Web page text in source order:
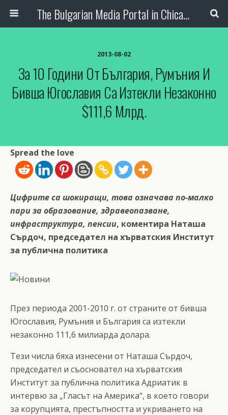
The Bulgarian Media Portal in Chicago
2013-08-02
За 10 Години От България, Румъния И
Бивша Югославия Са Изтекли Незаконно
$111,6 Млрд.
Spread the love
Цифрите са шокиращи, това означава по-малко
пари за образование, здравеопазване,
инфраструктура, пенсии, коментира Наташа
Сърдоч, председател на хърватския Институт
за публична политика
През периода 2001-2010 г. от страните от бивша
Югославия, Румъния и България са изтекли
незаконно 111,6 милиарда долара.
Тези числа бяха изнесени от Наташа Сърдоч,
председател и съосновател на хърватския
Институт за публична политика Адриатик в
интервю за „Гласът на Америка“, в което говори
за корупцията, престъпността и укриването на